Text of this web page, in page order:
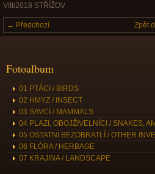
VIII/2018 STŘÍŽOV
← Předchozí Zpět
Fotoalbum
01 PTÁCI / BIRDS
02 HMYZ / INSECT
03 SAVCI / MAMMALS
04 PLAZI, OBOJŽIVELNÍCI / SNAKES,
05 OSTATNÍ BEZOBRATLÍ / OTHER
06 FLÓRA / HERBAGE
07 KRAJINA / LANDSCAPE